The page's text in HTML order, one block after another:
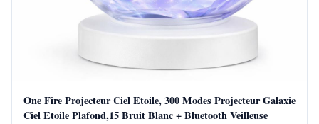
One Fire Projecteur Ciel Etoile, 300 Modes Projecteur Galaxie
Ciel Etoile Plafond,15 Bruit Blanc + Bluetooth Veilleuse